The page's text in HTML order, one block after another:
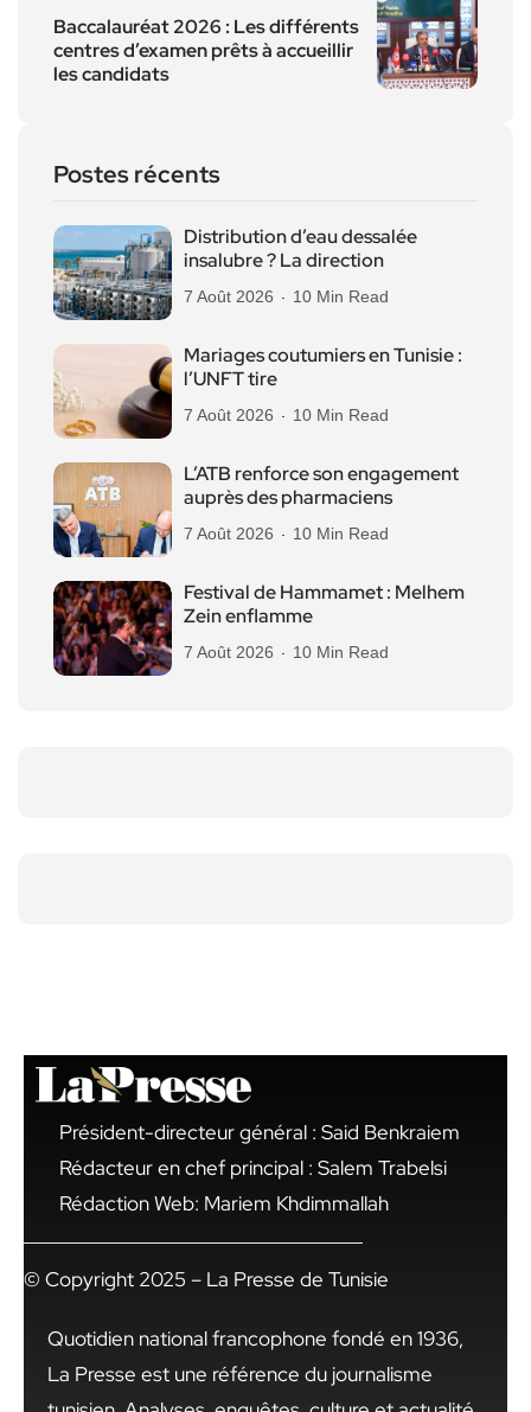
Baccalauréat 2026 : Les différents
centres d’examen prêts à accueillir
les candidats
Postes récents
Distribution d’eau dessalée
insalubre ? La direction
7 Août 2026 10 Min Read
Mariages coutumiers en Tunisie :
l’UNFT tire
7 Août 2026 10 Min Read
L’ATB renforce son engagement
auprès des pharmaciens
7 Août 2026 10 Min Read
Festival de Hammamet : Melhem
Zein enflamme
7 Août 2026 10 Min Read
Président-directeur général : Said Benkraiem
Rédacteur en chef principal : Salem Trabelsi
Rédaction Web: Mariem Khdimmallah
© Copyright 2025 – La Presse de Tunisie
Quotidien national francophone fondé en 1936,
La Presse est une référence du journalisme